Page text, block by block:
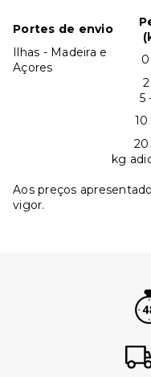
Portes de envio
Ilhas - Madeira e
Açores
5
20
kg
Aos preços
vigor.